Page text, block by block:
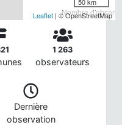
Nombre
Leaflet | © OpenStreetMap
1 263
observateurs
Dernière
observation